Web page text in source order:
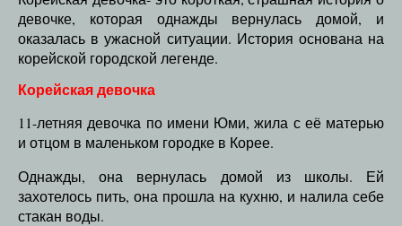
девочке, которая однажды вернулась домой, и
оказалась в ужасной ситуации. История основана на
корейской городской легенде.
Корейская девочка
11-летняя девочка по имени Юми, жила с её матерью
и отцом в маленьком городке в Корее.
Однажды, она вернулась домой из школы. Ей
захотелось пить, она прошла на кухню, и налила себе
стакан воды.